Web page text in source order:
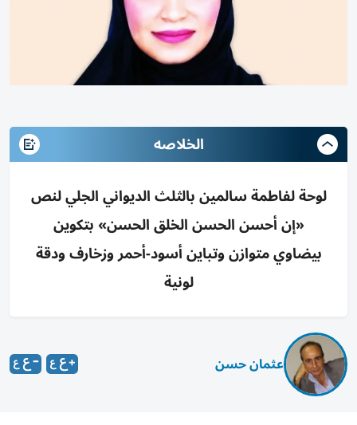
الخلاصه
لوحة لفاطمة سالمين بالثلث الديواني الجلي لنص
«إن أحسن الحسن الخلق الحسن» بتكوين
بيضاوي متوازن وتباين أسود-أحمر وزخارف ودقة
لونية
عثمان حسن